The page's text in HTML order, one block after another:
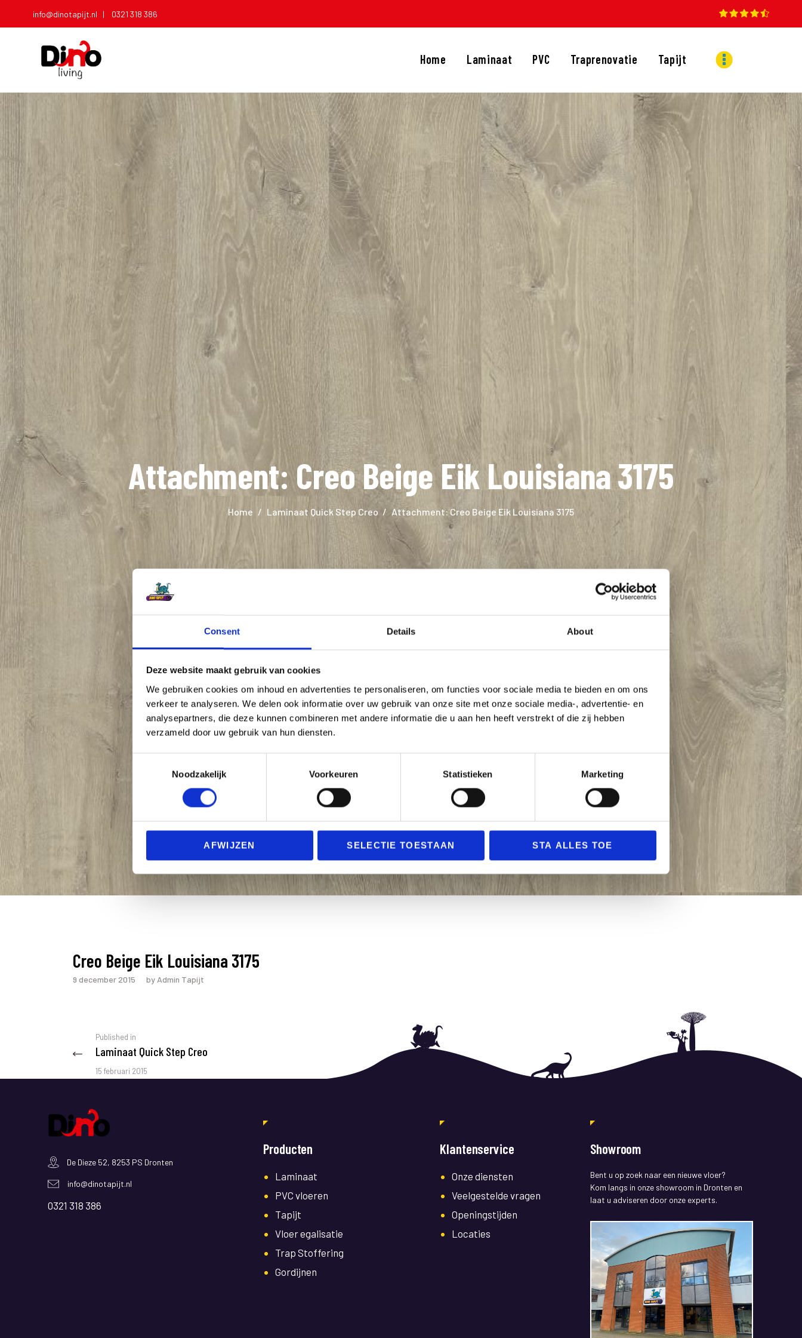
Consent Details About
Deze website maakt gebruik van cookies
We gebruiken cookies om inhoud en advertenties te personaliseren, om functies voor sociale media te bieden en om ons
verkeer te analyseren. We delen ook informatie over uw gebruik van onze site met onze sociale media-, advertentie- en
analysepartners, die deze kunnen combineren met andere informatie die u aan hen heeft verstrekt of die zij hebben
verzameld door uw gebruik van hun diensten.
e
o
n
Noodzakelijk Voorkeuren Statistieken Marketing
AFWIJZEN SELECTIE TOESTAAN STA ALLES TOE
info@dinotapijt.nl | 0321 318 386
Home Laminaat PVC Traprenovatie Tapijt
TRAPRENOVATIE
TAPIJT
OVERIGE PRODUCTEN
DIENSTEN
CONTACT
Attachment: Creo Beige Eik Louisiana 3175
Home Laminaat Quick Step Creo Attachment: Creo Beige Eik Louisiana 3175
Creo Beige Eik Louisiana 3175
9 december 2015 by Admin Tapijt
Berichtnavigatie
Published in
post:
Laminaat Quick Step Creo
15 februari 2015
De Dieze 52, 8253 PS Dronten
info@dinotapijt.nl
0321 318 386
Producten
Laminaat
PVC vloeren
Tapijt
Vloer egalisatie
Trap Stoffering
Gordijnen
Klantenservice
Onze diensten
Veelgestelde vragen
Openingstijden
Locaties
Showroom
Bent u op zoek naar een nieuwe vloer?
Kom langs in onze showroom in Dronten en
laat u adviseren door onze experts.